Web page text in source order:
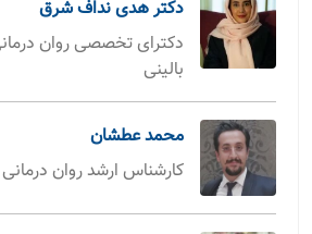
دکتر هدی نداف شرق
دکترای تخصصی روان
بالینی
محمد عطشان
کارشناس ارشد روان